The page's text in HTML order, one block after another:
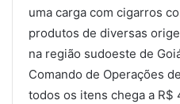
uma carga com cigarros
produtos de diversas
na região sudoeste de
Comando de Operações
todos os itens chega a R$